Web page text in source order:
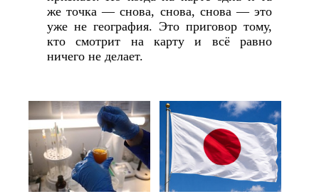
же точка — снова, снова, снова — это
уже не география. Это приговор тому,
кто смотрит на карту и всё равно
ничего не делает.